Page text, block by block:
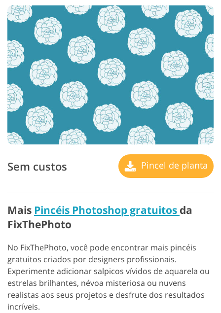
Sem custos Pincel de planta
Mais Pincéis Photoshop gratuitos da
FixThePhoto
No FixThePhoto, você pode encontrar mais pincéis
gratuitos criados por designers profissionais.
Experimente adicionar salpicos vívidos de aquarela ou
estrelas brilhantes, névoa misteriosa ou nuvens
realistas aos seus projetos e desfrute dos resultados
incríveis.